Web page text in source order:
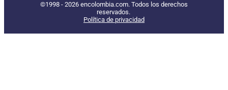
©1998 - 2026 encolombia.com. Todos los derechos
reservados.
Política de privacidad